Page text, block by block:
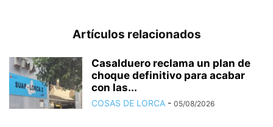
Artículos relacionados
Casalduero reclama un plan de
choque definitivo para acabar
con las...
COSAS DE LORCA - 05/08/2026